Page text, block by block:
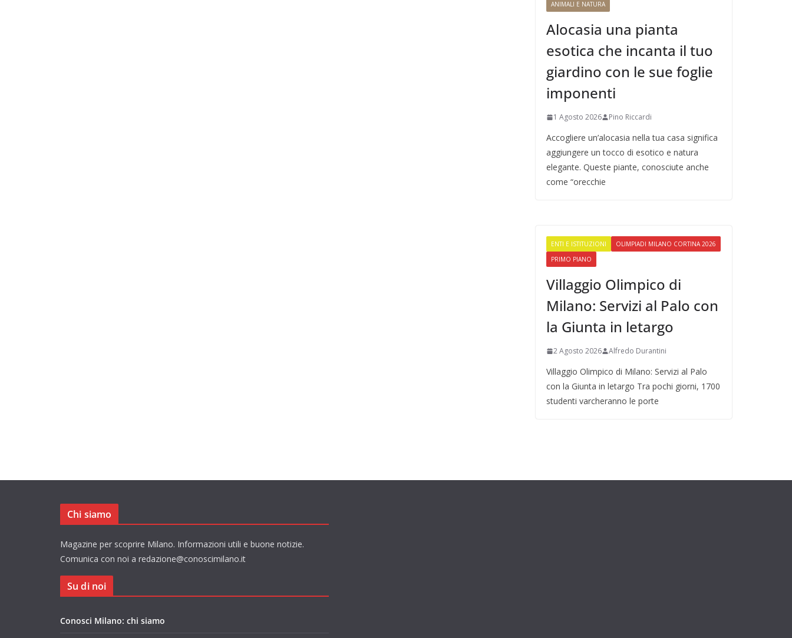
ANIMALI E NATURA
Alocasia una pianta
esotica che incanta il tuo
giardino con le sue foglie
imponenti
1 Agosto 2026 Pino Riccardi
Accogliere un’alocasia nella tua casa significa
aggiungere un tocco di esotico e natura
elegante. Queste piante, conosciute anche
come “orecchie
ENTI E ISTITUZIONI
OLIMPIADI MILANO CORTINA 2026
PRIMO PIANO
Villaggio Olimpico di
Milano: Servizi al Palo con
la Giunta in letargo
2 Agosto 2026 Alfredo Durantini
Villaggio Olimpico di Milano: Servizi al Palo
con la Giunta in letargo Tra pochi giorni, 1700
studenti varcheranno le porte
Chi siamo
Magazine per scoprire Milano. Informazioni utili e buone notizie.
Comunica con noi a redazione@conoscimilano.it
Su di noi
Conosci Milano: chi siamo